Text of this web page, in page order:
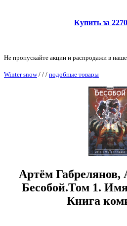
Купить за
Не пропускайте акции и распродажи в
Winter snow/ / / подобные товары
Артём Габрелянов,
Бесобой.Том 1.
Книга